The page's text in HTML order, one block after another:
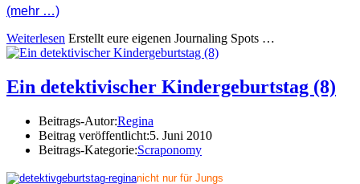
(mehr …)
Weiterlesen Erstellt eure eigenen Journaling Spots …
Ein detektivischer Kindergeburtstag (8)
Beitrags-Autor:Regina
Beitrag veröffentlicht:5. Juni 2010
Beitrags-Kategorie:Scraponomy
nicht nur für Jungs